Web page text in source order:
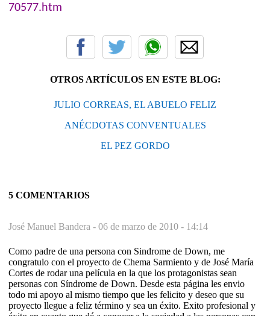
70577.htm
OTROS ARTÍCULOS EN ESTE BLOG:
JULIO CORREAS, EL ABUELO FELIZ
ANÉCDOTAS CONVENTUALES
EL PEZ GORDO
5 COMENTARIOS
José Manuel Bandera - 06 de marzo de 2010 - 14:14
Como padre de una persona con Sindrome de Down, me
congratulo con el proyecto de Chema Sarmiento y de José María
Cortes de rodar una película en la que los protagonistas sean
personas con Síndrome de Down. Desde esta página les envio
todo mi apoyo al mismo tiempo que les felicito y deseo que su
proyecto llegue a feliz término y sea un éxito. Exito profesional y